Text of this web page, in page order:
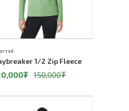
1/2 Zip Fleece
₮ 150,000₮